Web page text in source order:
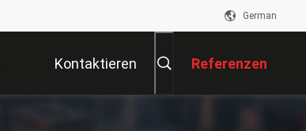
German
Kontaktieren Referenzen